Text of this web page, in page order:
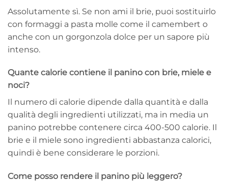
Assolutamente sì. Se non ami il brie, puoi sostituirlo
con formaggi a pasta molle come il camembert o
anche con un gorgonzola dolce per un sapore più
intenso.
Quante calorie contiene il panino con brie, miele e
noci?
Il numero di calorie dipende dalla quantità e dalla
qualità degli ingredienti utilizzati, ma in media un
panino potrebbe contenere circa 400-500 calorie. Il
brie e il miele sono ingredienti abbastanza calorici,
quindi è bene considerare le porzioni.
Come posso rendere il panino più leggero?